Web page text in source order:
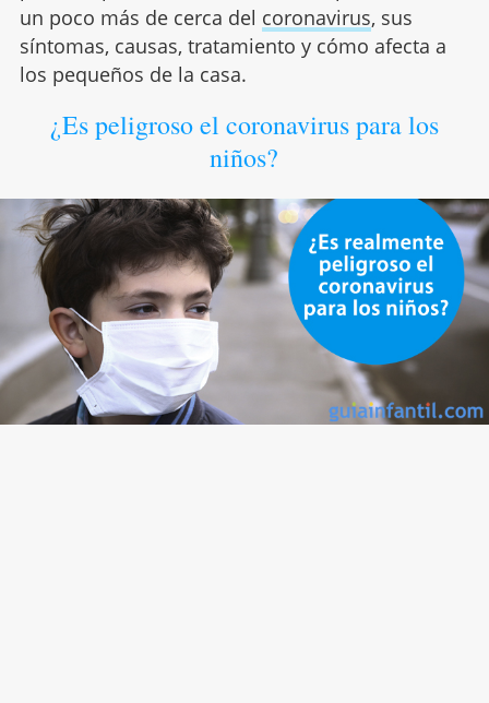
un poco más de cerca del coronavirus, sus
síntomas, causas, tratamiento y cómo afecta a
los pequeños de la casa.
¿Es peligroso el coronavirus para los
niños?